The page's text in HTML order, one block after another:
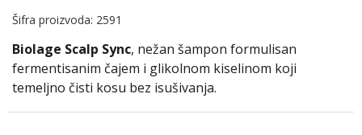
Šifra proizvoda: 2591
Biolage Scalp Sync, nežan šampon formulisan
fermentisanim čajem i glikolnom kiselinom koji
temeljno čisti kosu bez isušivanja.